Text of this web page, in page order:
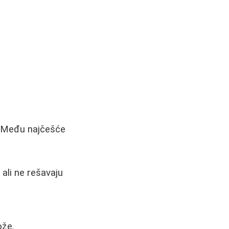
najčešće
ne rešavaju